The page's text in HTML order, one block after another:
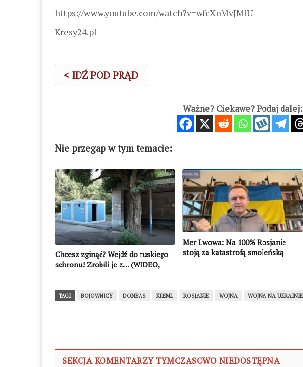
https://www.youtube.com/watch?v=wfcXnMvJMfU
Kresy24.pl
< IDŹ POD PRĄD
Ważne? Ciekawe? Podaj dalej:
Nie przegap w tym temacie:
Chcesz zginąć? Wejdź do ruskiego
schronu! Zrobili je z… (WIDEO,
Mer Lwowa: Na 100% Rosjanie
stoją za katastrofą smoleńską
TAGI BOJOWNICY DONBAS KREML ROSJANIE WOJNA WOJNA NA UKRAINIE
SEKCJA KOMENTARZY TYMCZASOWO NIEDOSTĘPNA